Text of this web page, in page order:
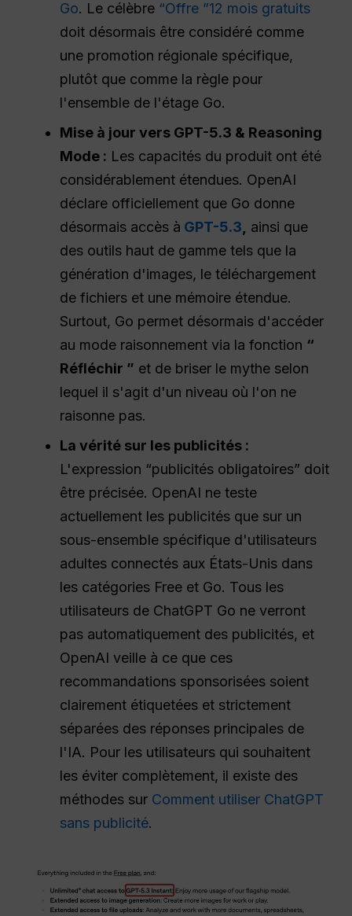
Go. Le célèbre “Offre ”12 mois gratuits
doit désormais être considéré comme
une promotion régionale spécifique,
plutôt que comme la règle pour
l'ensemble de l'étage Go.
Mise à jour vers GPT-5.3 & Reasoning
Mode : Les capacités du produit ont été
considérablement étendues. OpenAI
déclare officiellement que Go donne
désormais accès à GPT-5.3
ainsi que
des outils haut de gamme tels que la
génération d'images, le téléchargement
de fichiers et une mémoire étendue.
Surtout, Go permet désormais d'accéder
au mode raisonnement via la fonction “
Réfléchir ” et de briser le mythe selon
lequel il s'agit d'un niveau où l'on ne
raisonne pas.
La vérité sur les publicités :
L'expression “publicités obligatoires” doit
être précisée. OpenAI ne teste
actuellement les publicités que sur un
sous-ensemble spécifique d'utilisateurs
adultes connectés aux États-Unis dans
les catégories Free et Go. Tous les
utilisateurs de ChatGPT Go ne verront
pas automatiquement des publicités, et
OpenAI veille à ce que ces
recommandations sponsorisées soient
clairement étiquetées et strictement
séparées des réponses principales de
l'IA. Pour les utilisateurs qui souhaitent
les éviter complètement, il existe des
méthodes sur Comment utiliser ChatGPT
sans publicité.